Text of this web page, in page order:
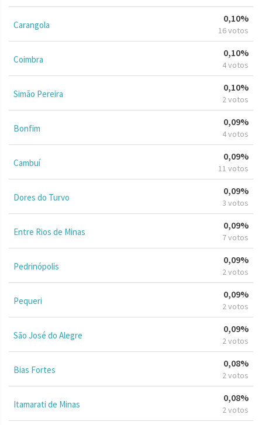
Carangola
0,10%
16 votos
Coimbra
0,10%
4 votos
Simão Pereira
0,10%
2 votos
Bonfim
0,09%
4 votos
Cambuí
0,09%
11 votos
Dores do Turvo
0,09%
3 votos
Entre Rios de Minas
0,09%
7 votos
Pedrinópolis
0,09%
2 votos
Pequeri
0,09%
2 votos
São José do Alegre
0,09%
2 votos
Bias Fortes
0,08%
2 votos
Itamarati de Minas
0,08%
2 votos